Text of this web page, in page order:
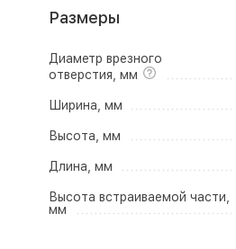
Размеры
Диаметр врезного
отверстия, мм
Ширина, мм
Высота, мм
Длина, мм
Высота встраиваемой части,
мм